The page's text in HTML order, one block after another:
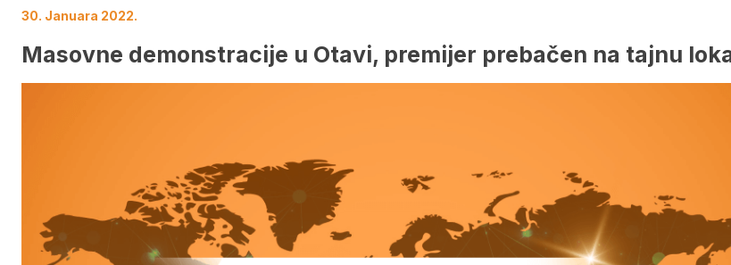
30. Januara 2022.
Masovne demonstracije u Otavi, premijer prebačen na tajnu